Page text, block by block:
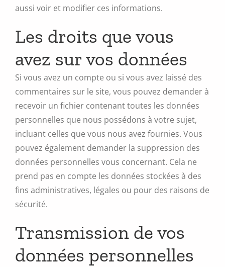
aussi voir et modifier ces informations.
Les droits que vous
avez sur vos données
Si vous avez un compte ou si vous avez laissé des
commentaires sur le site, vous pouvez demander à
recevoir un fichier contenant toutes les données
personnelles que nous possédons à votre sujet,
incluant celles que vous nous avez fournies. Vous
pouvez également demander la suppression des
données personnelles vous concernant. Cela ne
prend pas en compte les données stockées à des
fins administratives, légales ou pour des raisons de
sécurité.
Transmission de vos
données personnelles